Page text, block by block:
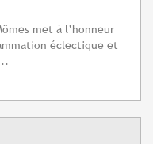
met à l’honneur
éclectique et